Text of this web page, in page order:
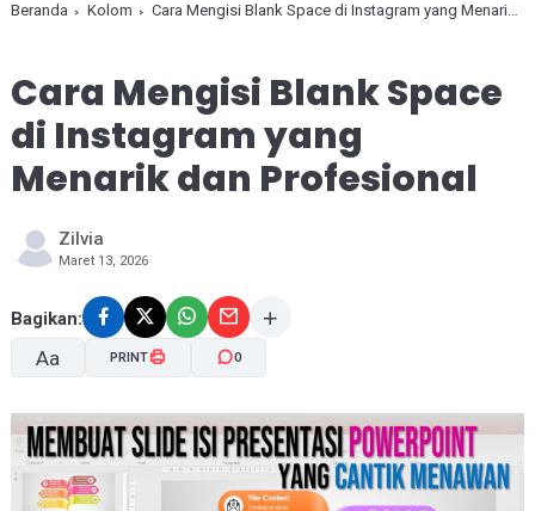
Beranda Kolom Cara Mengisi Blank Space di Instagram yang Menarik dan Profesional
Cara Mengisi Blank Space
di Instagram yang
Menarik dan Profesional
Zilvia
Maret 13, 2026
Bagikan:
Aa
A- A+
PRINT 0